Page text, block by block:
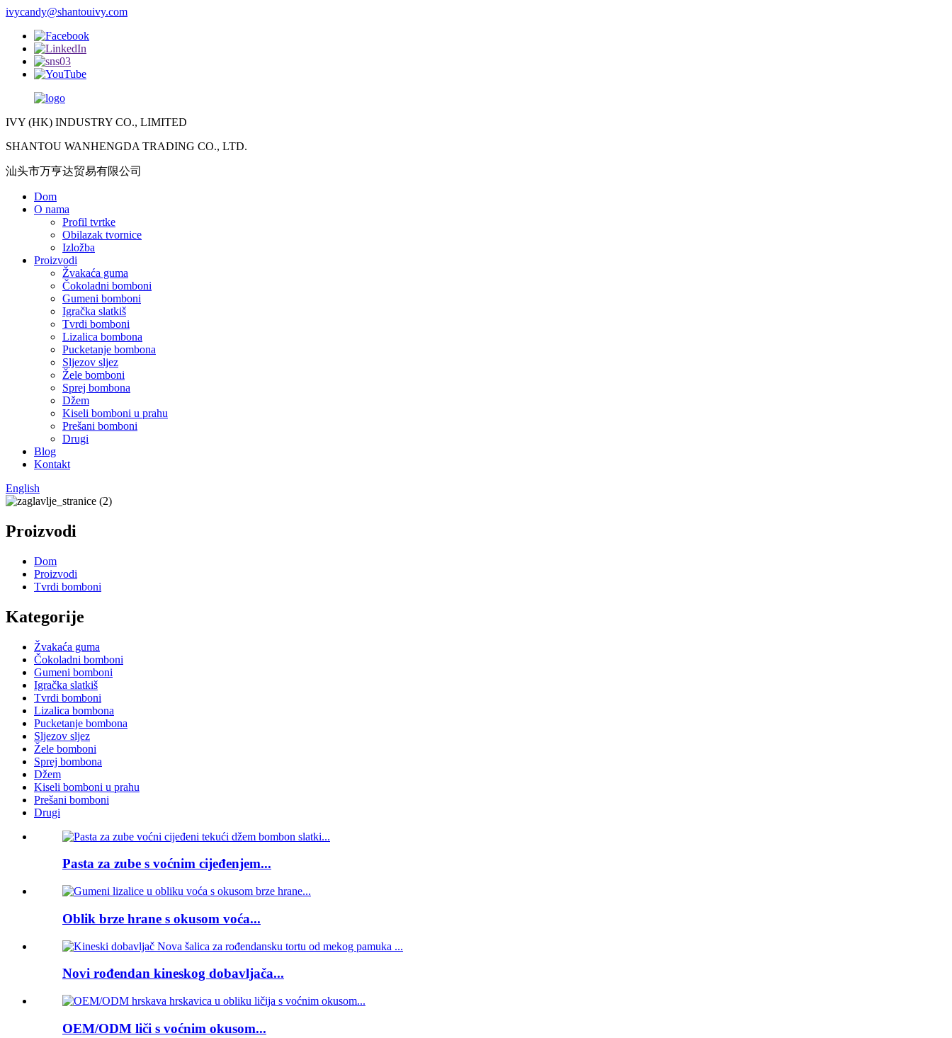
ivycandy@shantouivy.com
IVY (HK) INDUSTRY CO., LIMITED
SHANTOU WANHENGDA TRADING CO., LTD.
汕头市万亨达贸易有限公司
Dom
O nama
Profil tvrtke
Obilazak tvornice
Izložba
Proizvodi
Žvakaća guma
Čokoladni bomboni
Gumeni bomboni
Igračka slatkiš
Tvrdi bomboni
Lizalica bombona
Pucketanje bombona
Sljezov sljez
Žele bomboni
Sprej bombona
Džem
Kiseli bomboni u prahu
Prešani bomboni
Drugi
Blog
Kontakt
English
Proizvodi
Dom
Proizvodi
Tvrdi bomboni
Kategorije
Žvakaća guma
Čokoladni bomboni
Gumeni bomboni
Igračka slatkiš
Tvrdi bomboni
Lizalica bombona
Pucketanje bombona
Sljezov sljez
Žele bomboni
Sprej bombona
Džem
Kiseli bomboni u prahu
Prešani bomboni
Drugi
Pasta za zube s voćnim cijeđenjem...
Oblik brze hrane s okusom voća...
Novi rođendan kineskog dobavljača...
OEM/ODM liči s voćnim okusom...